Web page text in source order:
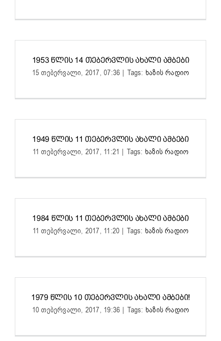
1953 ᲬᲚᲘᲡ 14 ᲗᲔᲑᲔᲠᲕᲚᲘᲡ ᲐᲮᲐᲚᲘ ᲐᲛᲑᲔᲑᲘ
15 თებერვალი, 2017, 07:36 | Tags: ხაზის რადიო
1949 ᲬᲚᲘᲡ 11 ᲗᲔᲑᲔᲠᲕᲚᲘᲡ ᲐᲮᲐᲚᲘ ᲐᲛᲑᲔᲑᲘ
11 თებერვალი, 2017, 11:21 | Tags: ხაზის რადიო
1984 ᲬᲚᲘᲡ 11 ᲗᲔᲑᲔᲠᲕᲚᲘᲡ ᲐᲮᲐᲚᲘ ᲐᲛᲑᲔᲑᲘ
11 თებერვალი, 2017, 11:20 | Tags: ხაზის რადიო
1979 ᲬᲚᲘᲡ 10 ᲗᲔᲑᲔᲠᲕᲚᲘᲡ ᲐᲮᲐᲚᲘ ᲐᲛᲑᲔᲑᲘ!
10 თებერვალი, 2017, 19:36 | Tags: ხაზის რადიო